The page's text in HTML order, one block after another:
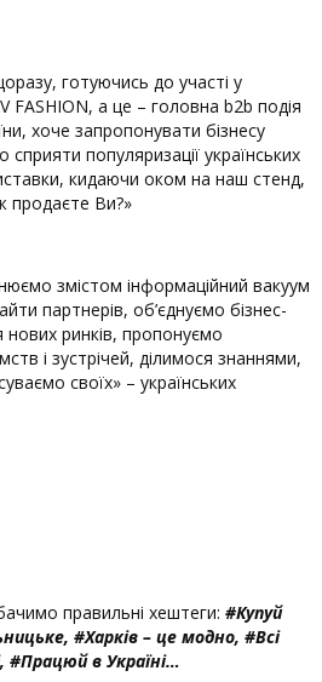
готуючись до участі у
FASHION, а це – головна b2b подія
хоче запропонувати бізнесу
популяризації українських
кидаючи оком на наш стенд,
продаєте Ви?»
змістом інформаційний вакуум
партнерів, об’єднуємо бізнес-
нових ринків, пропонуємо
і зустрічей, ділимося знаннями,
своїх» – українських
правильні хештеги: #Купуй
#Харків – це модно, #Всі
#Працюй в Україні…